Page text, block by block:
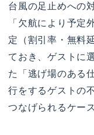
台風の足止めへの
「欠航により予定
定（割引率・無料
ておき、ゲストに
た「逃げ場のある
行をするゲストの
つなげられるケー